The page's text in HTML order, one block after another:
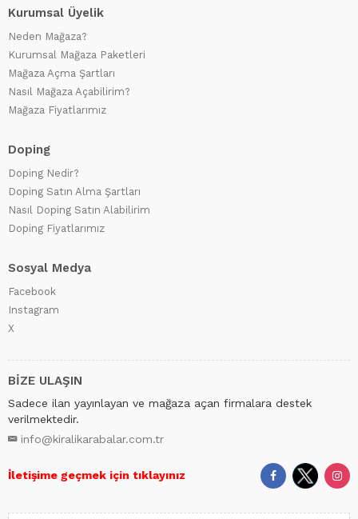
Kurumsal Üyelik
Neden Mağaza?
Kurumsal Mağaza Paketleri
Mağaza Açma Şartları
Nasıl Mağaza Açabilirim?
Mağaza Fiyatlarımız
Doping
Doping Nedir?
Doping Satın Alma Şartları
Nasıl Doping Satın Alabilirim
Doping Fiyatlarımız
Sosyal Medya
Facebook
Instagram
X
BİZE ULAŞIN
Sadece ilan yayınlayan ve mağaza açan firmalara destek
verilmektedir.
info@kiralikarabalar.com.tr
İletişime geçmek için tıklayınız